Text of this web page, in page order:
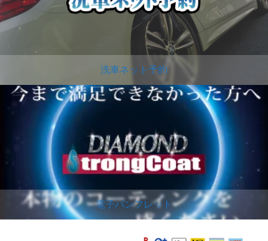
洗車ネット予約
電子パンフレット